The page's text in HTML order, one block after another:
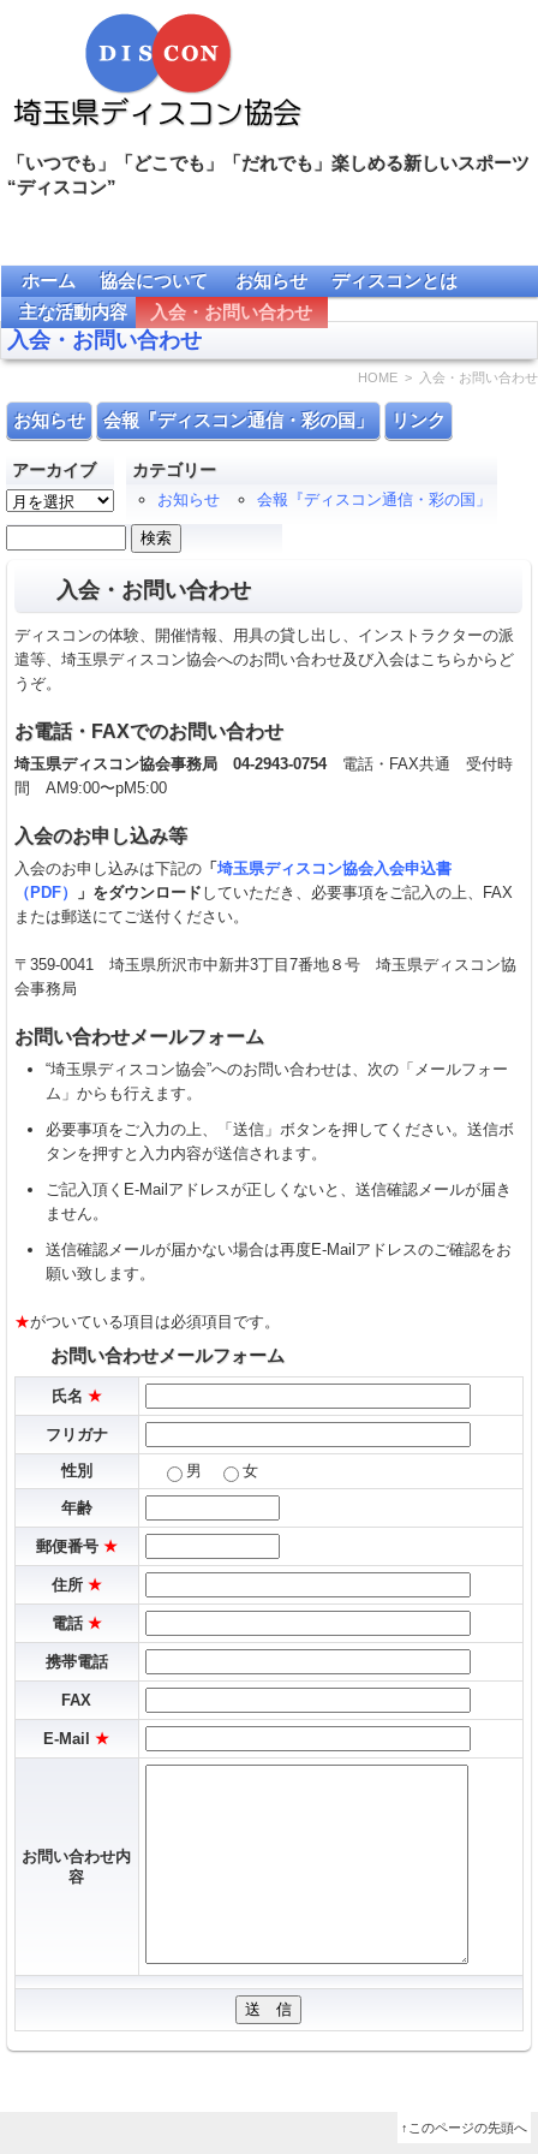
「いつでも」「どこでも」「だれでも」楽しめる新しいスポーツ
“ディスコン”
ホーム 協会について お知らせ
ディスコンとは
主な活動内容
入会・お問い合わせ
入会・お問い合わせ
HOME > 入会・お問い合わせ
お知らせ 会報『ディスコン通信・彩の国」 リンク
アーカイブ
ア
ー
カ
カテゴリー
お知らせ
会報『ディスコン通信・彩の国」
入会・お問い合わせ
ディスコンの体験、開催情報、用具の貸し出し、インストラクターの派
遣等、埼玉県ディスコン協会へのお問い合わせ及び入会はこちらからど
うぞ。
お電話・FAXでのお問い合わせ
埼玉県ディスコン協会事務局 04-2943-0754電話・FAX共通 受付時
間 AM9:00〜pM5:00
入会のお申し込み等
入会のお申し込みは下記の「 埼玉県ディスコン協会入会申込書
（PDF）
」をダウンロード していただき、必要事項をご記入の上、FAX
または郵送にてご送付ください。
〒359-0041 埼玉県所沢市中新井3丁目7番地８号 埼玉県ディスコン協
会事務局
お問い合わせメールフォーム
“埼玉県ディスコン協会”へのお問い合わせは、次の「メールフォー
ム」からも行えます。
必要事項をご入力の上、「送信」ボタンを押してください。送信ボ
タンを押すと入力内容が送信されます。
ご記入頂くE-Mailアドレスが正しくないと、送信確認メールが届き
ません。
送信確認メールが届かない場合は再度E-Mailアドレスのご確認をお
願い致します。
★がついている項目は必須項目です。
お問い合わせメールフォーム
氏名 ★
フリガナ
性別
男 女
年齢
郵便番号 ★
住所 ★
電話 ★
携帯電話
FAX
E-Mail★
お問い合わせ内
容
↑このページの先頭へ